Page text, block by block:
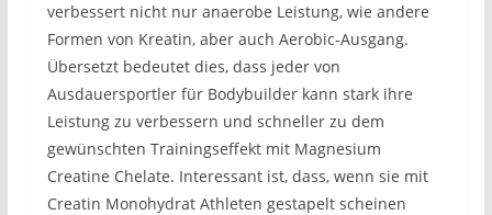
verbessert nicht nur anaerobe Leistung, wie andere
Formen von Kreatin, aber auch Aerobic-Ausgang.
Übersetzt bedeutet dies, dass jeder von
Ausdauersportler für Bodybuilder kann stark ihre
Leistung zu verbessern und schneller zu dem
gewünschten Trainingseffekt mit Magnesium
Creatine Chelate. Interessant ist, dass, wenn sie mit
Creatin Monohydrat Athleten gestapelt scheinen